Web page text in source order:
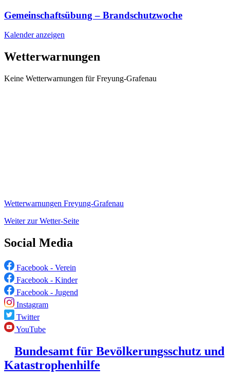
Gemeinschaftsübung – Brandschutzwoche
Kalender anzeigen
Wetterwarnungen
Keine Wetterwarnungen für Freyung-Grafenau
Wetterwarnungen Freyung-Grafenau
Weiter zur Wetter-Seite
Social Media
Facebook - Verein
Facebook - Kinder
Facebook - Jugend
Instagram
Twitter
YouTube
Bundesamt für Bevölkerungsschutz und
Katastrophenhilfe